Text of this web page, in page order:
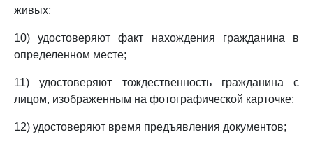
живых;
10) удостоверяют факт нахождения гражданина в
определенном месте;
11) удостоверяют тождественность гражданина с
лицом, изображенным на фотографической карточке;
12) удостоверяют время предъявления документов;